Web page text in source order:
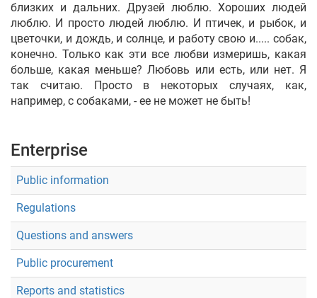
близких и дальних. Друзей люблю. Хороших людей
люблю. И просто людей люблю. И птичек, и рыбок, и
цветочки, и дождь, и солнце, и работу свою и..... собак,
конечно. Только как эти все любви измеришь, какая
больше, какая меньше? Любовь или есть, или нет. Я
так считаю. Просто в некоторых случаях, как,
например, с собаками, - ее не может не быть!
Enterprise
Public information
Regulations
Questions and answers
Public procurement
Reports and statistics